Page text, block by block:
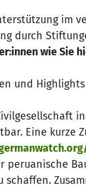
im
durch
wie Sie
und
Eine kurze
peruanische